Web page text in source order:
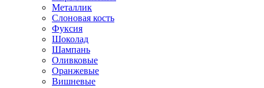
Металлик
Слоновая кость
Фуксия
Шоколад
Шампань
Оливковые
Оранжевые
Вишневые